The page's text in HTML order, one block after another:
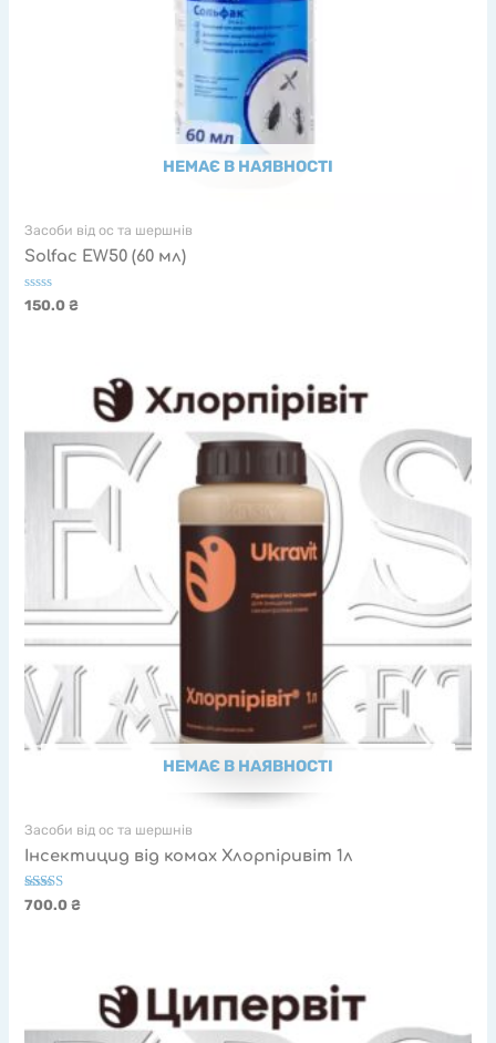
НЕМАЄ В НАЯВНОСТІ
Засоби від ос та шершнів
Solfac EW50 (60 мл)
Оцінено
в
150.0₴
НЕМАЄ В НАЯВНОСТІ
Засоби від ос та шершнів
Інсектицид від комах Хлорпіривіт 1л
Оцінено в
5.00
700.0₴